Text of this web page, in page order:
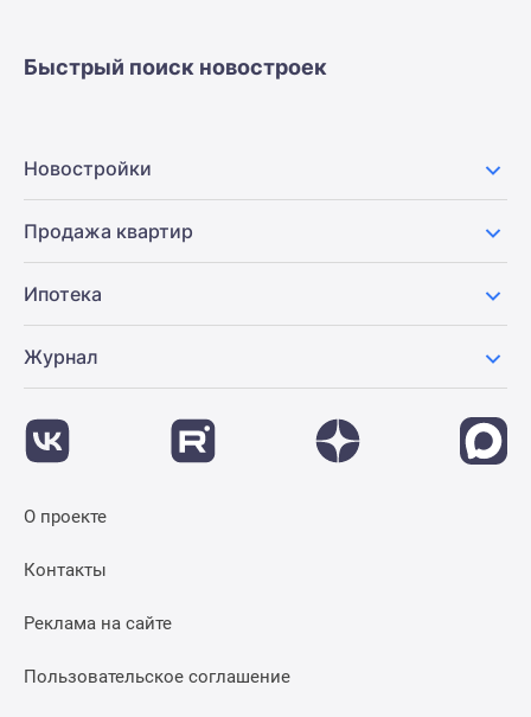
Rutube
реновации
Москве
Новостройки
премиум-
класса
Новостройки
бизнес-
класса
Траншевая
Дома
Коттеджные
Быстрый поиск новостроек
Новостройки
Продажа квартир
Ипотека
Журнал
О проекте
Контакты
Реклама на сайте
Пользовательское соглашение